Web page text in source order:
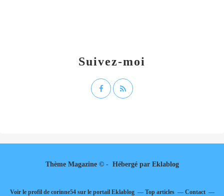
Suivez-moi
Thème Magazine © - Hébergé par Eklablog
Voir le profil de corinne54sur le portail Eklablog Top articles Contact